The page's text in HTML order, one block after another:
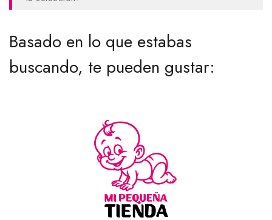
Basado en lo que estabas
buscando, te pueden gustar: